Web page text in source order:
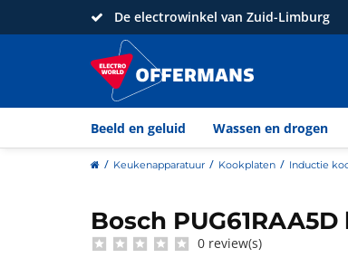
De electrowinkel van Zuid-Limburg
Beeld en geluid Wassen en drogen
homeKeukenapparatuur Kookplaten Inductie
Bosch
Bosch
0 review(s)